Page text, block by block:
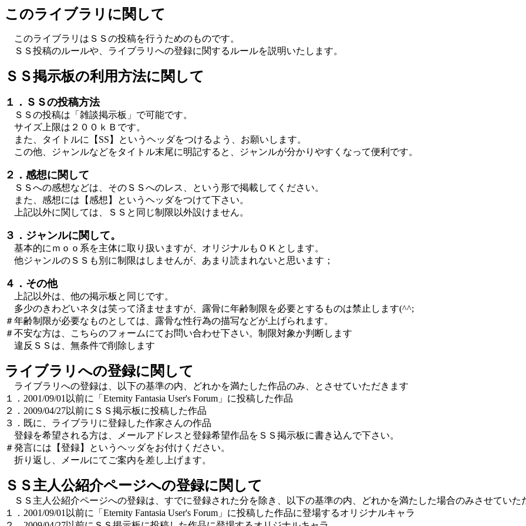
このライブラリに関して
このライブラリはＳＳの投稿を行うためのものです。
ＳＳ投稿のルールや、ライブラリへの登録に関するルールを説明いたします。
ＳＳ掲示板の利用方法に関して
１．ＳＳの投稿方法
ＳＳの投稿は「雑談掲示板」で可能です。
サイズ上限は２００ｋＢです。
また、タイトルに【SS】というヘッダをつけるよう、お願いします。
この他、ジャンルなどをタイトル末尾に明記すると、ジャンルが分かりやすくなって便利です。
２．感想に関して
ＳＳへの感想などは、そのＳＳへのレス、という形で掲載してください。
また、感想には【感想】というヘッダをつけて下さい。
上記以外に関しては、ＳＳと同じ制限以外設けません。
３．ジャンルに関して。
基本的にｍｏｏ系を主体に取り扱いますが、オリジナルもＯＫとします。
他ジャンルのＳＳも別に制限はしませんが、あまり読まれないと思います；
４．その他
上記以外は、他の掲示板と同じです。
多少のきわどいネタは笑って済ませますが、露骨に年齢制限を必要とするものは禁止します(^^;
＃年齢制限が必要なものとしては、露骨な性行為の描写などが上げられます。
＃不安な方は、こちらのフォームにてお問い合わせ下さい。制限対象か判断します
違反ＳＳは、無条件で削除します
ライブラリへの登録に関して
ライブラリへの登録は、以下の基準の内、どれかを満たした作品のみ、とさせていただきます
１．2001/09/01以前に「Eternity Fantasia User's Forum」に投稿した作品
２．2009/04/27以前にＳＳ掲示板に投稿した作品
３．既に、ライブラリに登録した作家さんの作品
登録を希望される方は、メールアドレスと登録希望作品をＳＳ掲示板に書き込んで下さい。
＃発言には【登録】というヘッダをお付けください。
折り返し、メールにてご案内を差し上げます。
ＳＳ主人公紹介ページへの登録に関して
ＳＳ主人公紹介ページへの登録は、すでに登録された分を除き、以下の基準の内、どれかを満たした場合のみさせていた
１．2001/09/01以前に「Eternity Fantasia User's Forum」に投稿した作品に登場するオリジナルキャラ